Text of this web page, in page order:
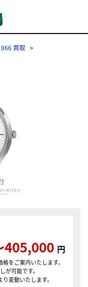
買取
405,000 円
をご案内いたします。
が可能です。
変動いたします。